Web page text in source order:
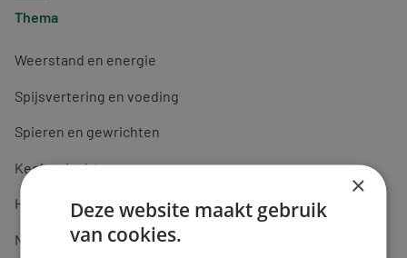
Thema
Weerstand en energie
Spijsvertering en voeding
Spieren en gewrichten
Keel en luchtwegen
Huidverzorging
Nachtrust
×
Deze website maakt gebruik
van cookies.